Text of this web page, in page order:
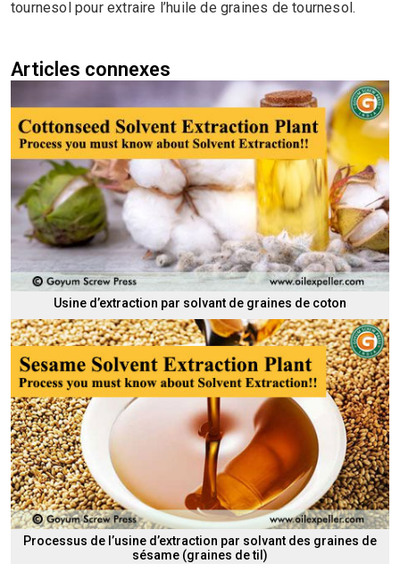
tournesol pour extraire l’huile de graines de tournesol.
Articles connexes
Usine d’extraction par solvant de graines de coton
Processus de l’usine d’extraction par solvant des graines de
sésame (graines de til)